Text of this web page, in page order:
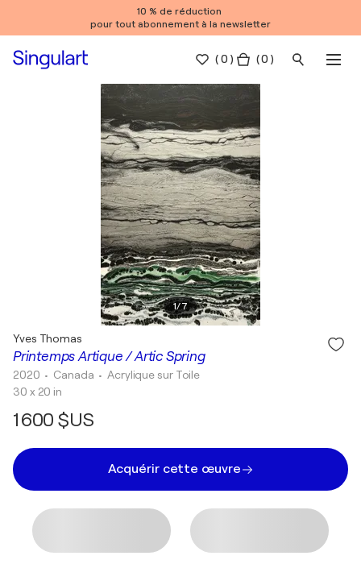
10 % de réduction
pour tout abonnement à la newsletter
(0 ) ( 0 )
1/7
Printemps Artique / Artic Spring
Yves Thomas
2020 • Canada •Acrylique sur Toile
30 x 20 in
1 600 $US
Acquérir cette œuvre